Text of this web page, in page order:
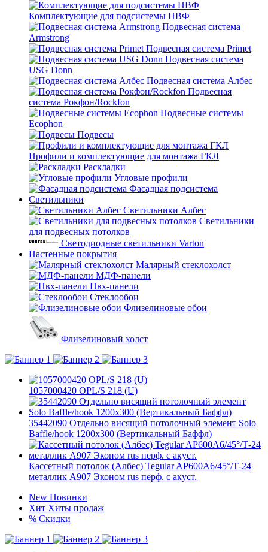
Комплектующие для подсистемы НВФ
Подвесная система
Armstrong
Подвесная система Primet
Подвесная система
USG Donn
Подвесная система Албес
Подвесная
система Рокфон/Rockfon
Подвесные системы
Ecophon
Подвесы
Профили и комплектующие для монтажа ГКЛ
Раскладки
Угловые профили
Фасадная подсистема
Светильники
Светильники Албес
Светильники
для подвесных потолков
Светодиодные светильники Varton
Настенные покрытия
Малярный стеклохолст
МДФ-панели
Пвх-панели
Стеклообои
Флизелиновые обои
Флизелиновый холст
1057000420 OPL/S 218 (U)
35442090 Отдельно висящий потолочный элемент Solo
Baffle/hook 1200x300 (Вертикальный Баффл)
Кассетный потолок (Албес) Tegular AP600A6/45°/Т-24
металлик А907 Эконом rus перф. с акуст.
New Новинки
Хит Хиты продаж
% Скидки